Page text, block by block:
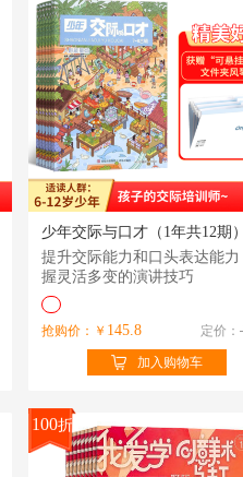
提升交际能力和口头表达能力
握灵活多变的演讲技巧
抢购价：￥ 145.8 定价：
加入购物车
100折